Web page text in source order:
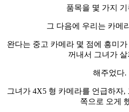
품목을 몇 가지
그 다음에 우리는 카메
완다는 중고 카메라 몇 점에 흥미
꺼내서 그녀가 살
해주었다.
그녀가 4X5 형 카메라를 언급하자,
쪽으로 오게